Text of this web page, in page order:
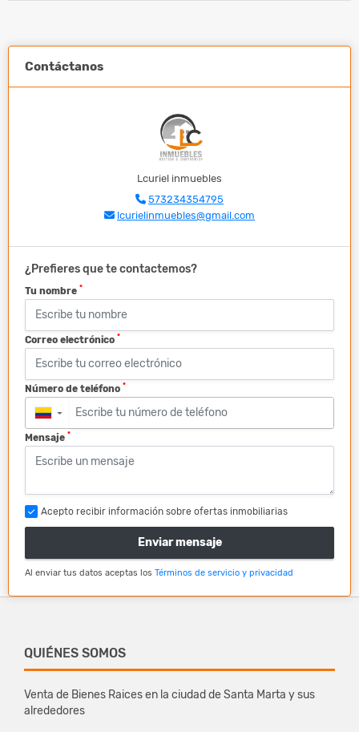
Contáctanos
Lcuriel inmuebles
573234354795
lcurielinmuebles@gmail.com
¿Prefieres que te contactemos?
Tu nombre *
Correo electrónico *
Número de teléfono *
▼
Mensaje *
Acepto recibir información sobre ofertas inmobiliarias
Enviar mensaje
Al enviar tus datos aceptas los Términos de servicio y privacidad
QUIÉNES SOMOS
Venta de Bienes Raices en la ciudad de Santa Marta y sus
alrededores